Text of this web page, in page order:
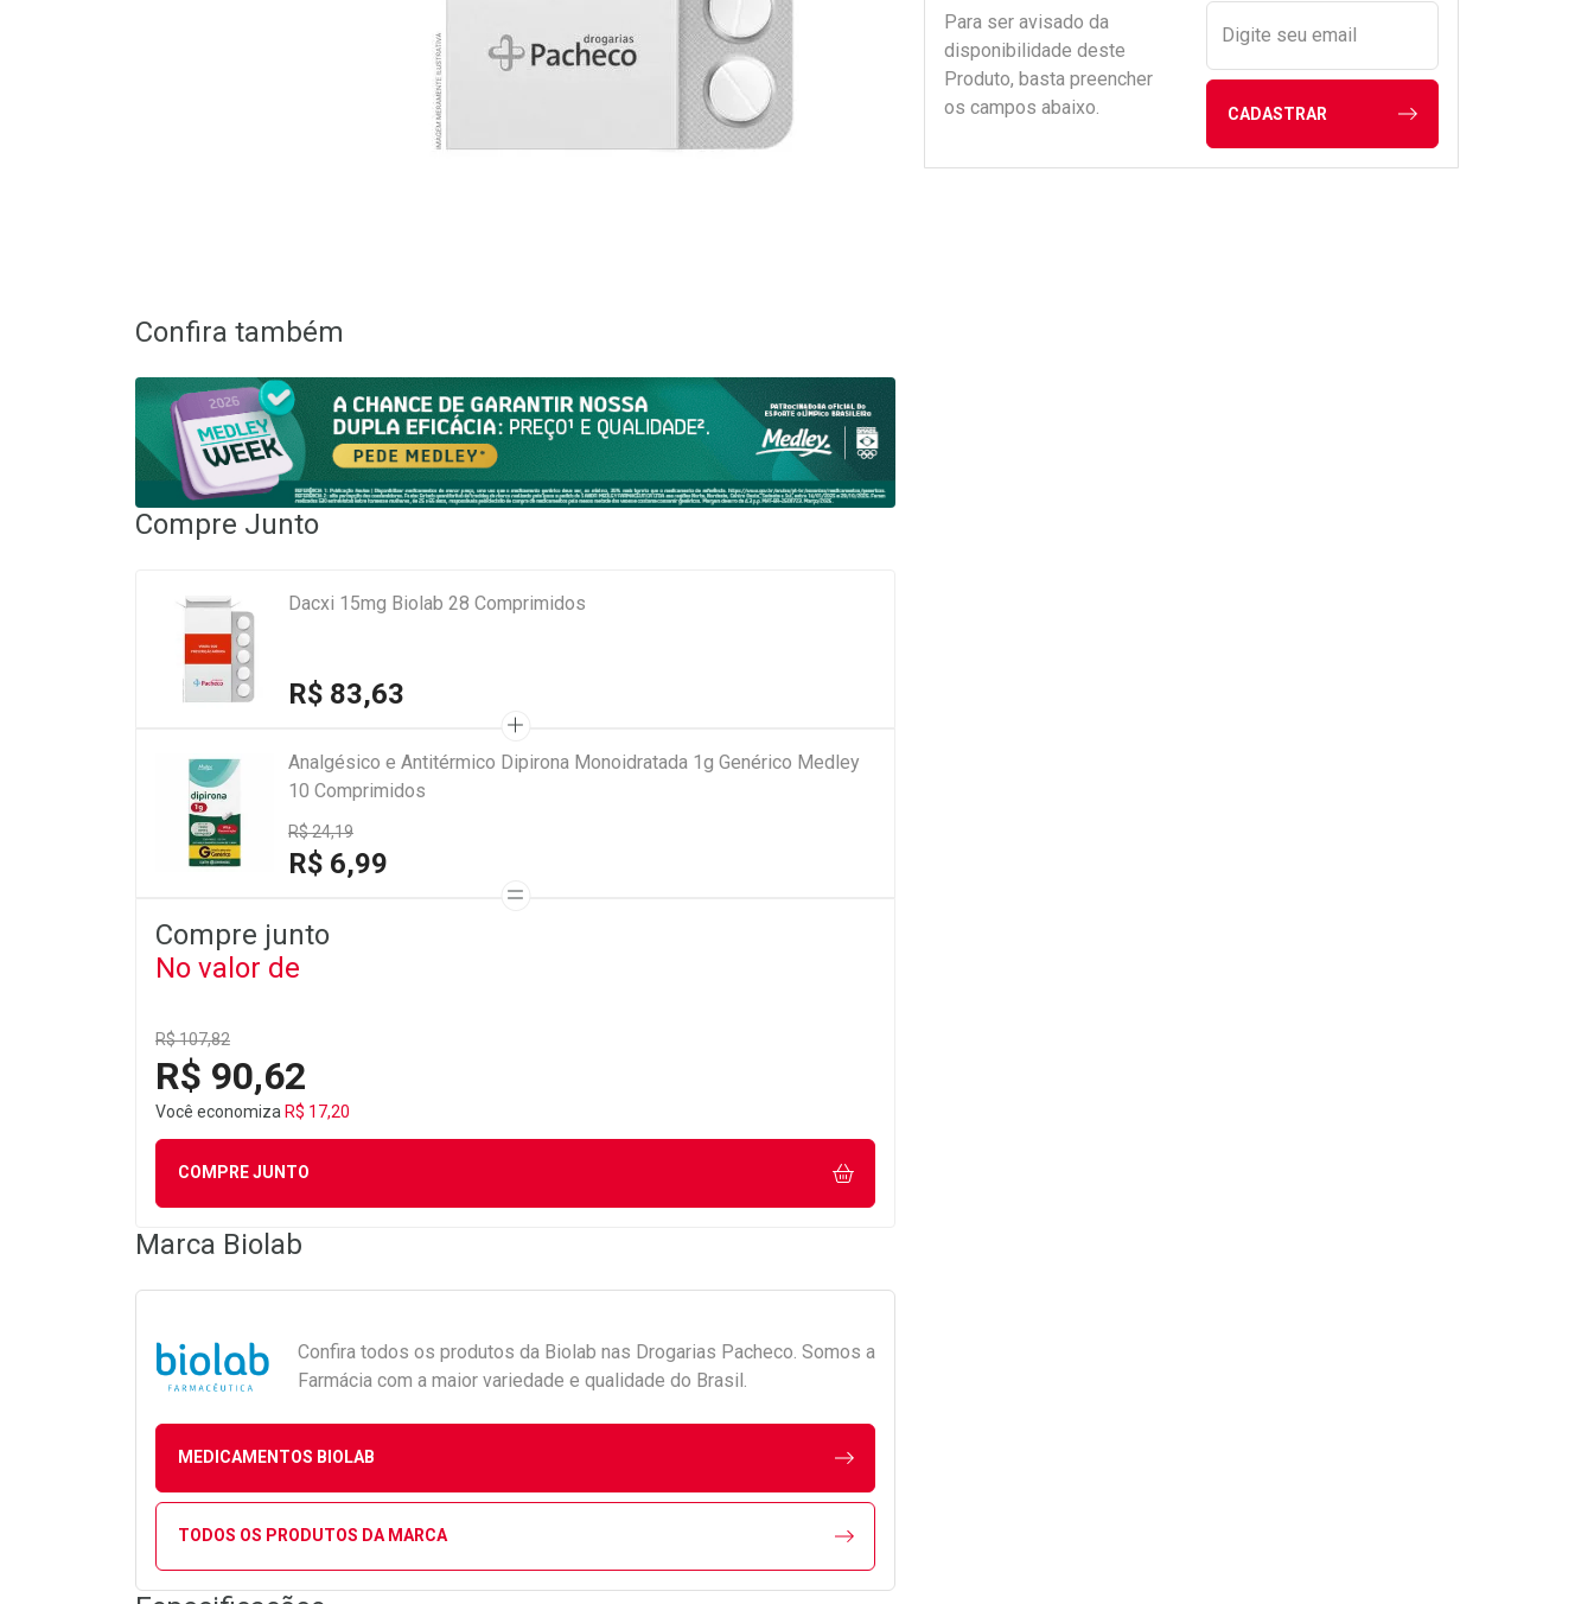
Para ser avisado da
disponibilidade deste
Produto, basta preencher
os campos abaixo.
Digite seu email
CADASTRAR
Confira também
Compre Junto
Dacxi 15mg Biolab 28 Comprimidos
R$ 83,63
Analgésico e Antitérmico Dipirona Monoidratada 1g Genérico Medley
10 Comprimidos
R$ 24,19
R$ 6,99
Compre junto
No valor de
R$ 107,82
R$ 90,62
Você economiza R$ 17,20
COMPRE JUNTO
Marca Biolab
Confira todos os produtos da Biolab nas Drogarias Pacheco. Somos a
Farmácia com a maior variedade e qualidade do Brasil.
MEDICAMENTOS BIOLAB
TODOS OS PRODUTOS DA MARCA